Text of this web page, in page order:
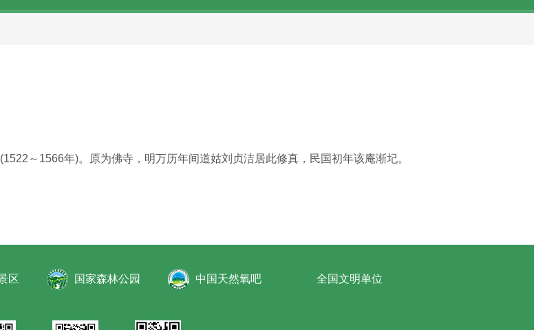
～1566年)。原为佛寺，明万历年间道姑刘贞洁居此修真，民国初年该庵渐圮。
区 国家森林公园 中国天然氧吧 全国文明单位